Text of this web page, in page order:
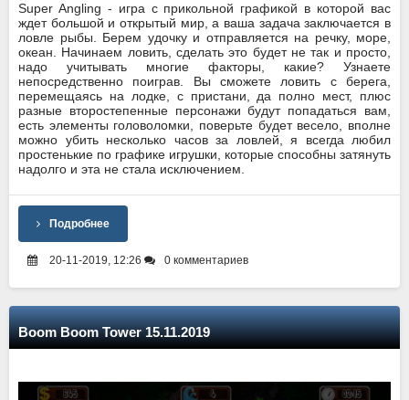
Super Angling - игра с прикольной графикой в которой вас
ждет большой и открытый мир, а ваша задача заключается в
ловле рыбы. Берем удочку и отправляется на речку, море,
океан. Начинаем ловить, сделать это будет не так и просто,
надо учитывать многие факторы, какие? Узнаете
непосредственно поиграв. Вы сможете ловить с берега,
перемещаясь на лодке, с пристани, да полно мест, плюс
разные второстепенные персонажи будут попадаться вам,
есть элементы головоломки, поверьте будет весело, вполне
можно убить несколько часов за ловлей, я всегда любил
простенькие по графике игрушки, которые способны затянуть
надолго и эта не стала исключением.
Подробнее
20-11-2019, 12:26 0 комментариев
Boom Boom Tower 15.11.2019